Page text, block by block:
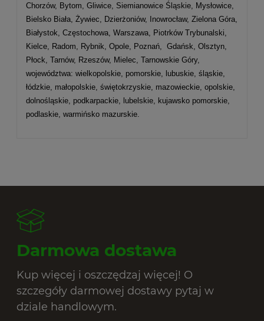
Chorzów, Bytom, Gliwice, Siemianowice Śląskie, Mysłowice,
Bielsko Biała, Żywiec, Dzierżoniów, Inowrocław, Zielona Góra,
Białystok, Częstochowa, Warszawa, Piotrków Trybunalski,
Kielce, Radom, Rybnik, Opole, Poznań, Gdańsk, Olsztyn,
Płock, Tarnów, Rzeszów, Mielec, Tarnowskie Góry,
województwa: wielkopolskie, pomorskie, lubuskie, śląskie,
łódzkie, małopolskie, świętokrzyskie, mazowieckie, opolskie,
dolnośląskie, podkarpackie, lubelskie, kujawsko pomorskie,
podlaskie, warmińsko mazurskie.
Darmowa dostawa
Kup więcej i oszczędzaj więcej! O
szczegóły darmowej dostawy pytaj w
dziale handlowym.